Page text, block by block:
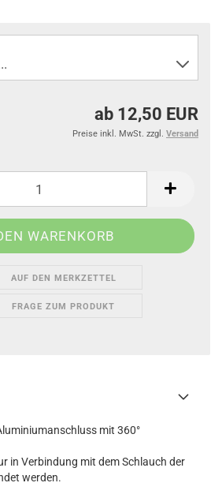
ab 12,50 EUR
Preise inkl. MwSt. zzgl. Versand
AUF DEN MERKZETTEL
FRAGE ZUM PRODUKT
mit 360°
in Verbindung mit dem Schlauch der
werden.